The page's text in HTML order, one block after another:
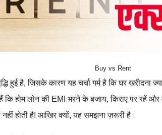
Buy vs Rent
हुई है, जिसके कारण यह चर्चा गर्म है कि घर
कि होम लोन की EMI भरने के बजाय, किराए पर रहें
नहीं होती है! आखिर क्यों, यह समझना ज़रूरी है।